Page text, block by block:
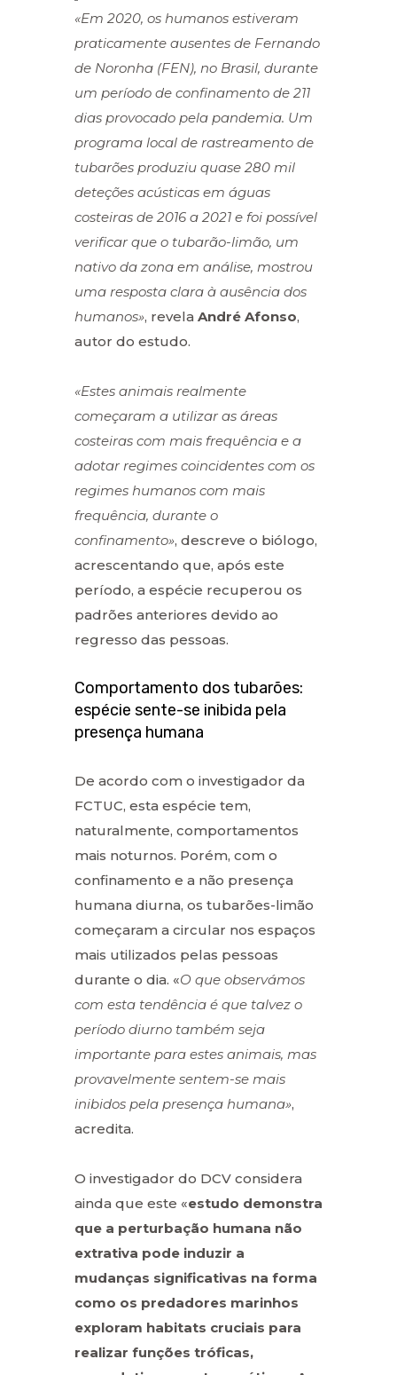
«Em 2020, os humanos estiveram
praticamente ausentes de Fernando
de Noronha (FEN), no Brasil, durante
um período de confinamento de 211
dias provocado pela pandemia. Um
programa local de rastreamento de
tubarões produziu quase 280 mil
deteções acústicas em águas
costeiras de 2016 a 2021 e foi possível
verificar que o tubarão-limão, um
nativo da zona em análise, mostrou
uma resposta clara à ausência dos
humanos», revela André Afonso,
autor do estudo.
«Estes animais realmente
começaram a utilizar as áreas
costeiras com mais frequência e a
adotar regimes coincidentes com os
regimes humanos com mais
frequência, durante o
confinamento», descreve o biólogo,
acrescentando que, após este
período, a espécie recuperou os
padrões anteriores devido ao
regresso das pessoas.
Comportamento dos tubarões:
espécie sente-se inibida pela
presença humana
De acordo com o investigador da
FCTUC, esta espécie tem,
naturalmente, comportamentos
mais noturnos. Porém, com o
confinamento e a não presença
humana diurna, os tubarões-limão
começaram a circular nos espaços
mais utilizados pelas pessoas
durante o dia. «O que observámos
com esta tendência é que talvez o
período diurno também seja
importante para estes animais, mas
provavelmente sentem-se mais
inibidos pela presença humana»,
acredita.
O investigador do DCV considera
ainda que este «estudo demonstra
que a perturbação humana não
extrativa pode induzir a
mudanças significativas na forma
como os predadores marinhos
exploram habitats cruciais para
realizar funções tróficas,